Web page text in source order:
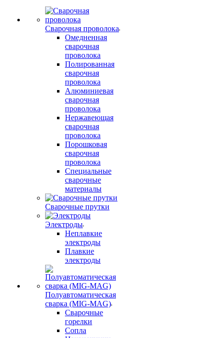
Сварочная проволока
Омедненная
сварочная
проволока
Полированная
сварочная
проволока
Алюминиевая
сварочная
проволока
Нержавеющая
сварочная
проволока
Порошковая
сварочная
проволока
Специальные
сварочные
материалы
Сварочные прутки
Электроды
Неплавкие
электроды
Плавкие
электроды
Полуавтоматическая
сварка (MIG-MAG)
Сварочные
горелки
Сопла